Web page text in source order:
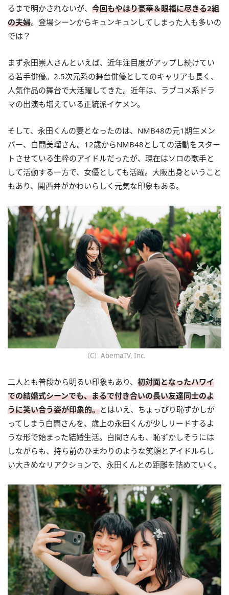
るまで明かされないが、 今回もやはり豪華＆眼福に尽きる2組
の夫婦。登場シーンからキュンキュンしてしまった人も多いの
では？
まず永田崇人さんといえば、近年注目度がアップし続けてい
る若手俳優。2.5次元系の舞台俳優としてのキャリアも長く、
人気作品の舞台で大活躍してきた。近年は、ラブコメ系ドラ
マの出演も増えている正統派イケメン。
そして、永田くんの妻となったのは、NMB48の元1期生メン
バー、白間美瑠さん。12歳からNMB48としての活動をスター
トさせている生粋のアイドルだったが、現在はソロの歌手と
して活動する一方で、女優としても活躍。大阪出身ということ
もあり、関西弁がかわいらしく元気な印象もある。
（C）AbemaTV, Inc.
二人とも普段から明るい印象もあり、 初対面となったハワイ
での結婚式シーンでも、まるで付き合いの長い友達同士のよ
うに笑い合う姿が印象的。とはいえ、ちょっぴり恥ずかしが
ってしまう白間さんを、歳上の永田くんが少しリードするよ
うな形で始まった結婚生活。白間さんも、恥ずかしそうには
しながらも、持ち前のひまわりのような笑顔とアイドルらし
い大きめなリアクションで、永田くんとの距離を詰めていく。